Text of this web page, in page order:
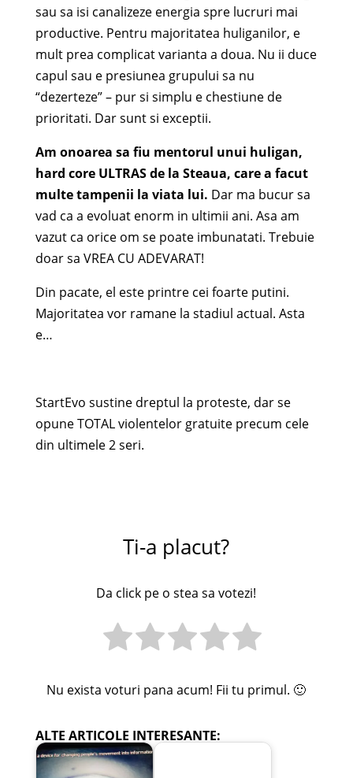
sau sa isi canalizeze energia spre lucruri mai
productive. Pentru majoritatea huliganilor, e
mult prea complicat varianta a doua. Nu ii duce
capul sau e presiunea grupului sa nu
“dezerteze” – pur si simplu e chestiune de
prioritati. Dar sunt si exceptii.
Am onoarea sa fiu mentorul unui huligan,
hard core ULTRAS de la Steaua, care a facut
multe tampenii la viata lui. Dar ma bucur sa
vad ca a evoluat enorm in ultimii ani. Asa am
vazut ca orice om se poate imbunatati. Trebuie
doar sa VREA CU ADEVARAT!
Din pacate, el este printre cei foarte putini.
Majoritatea vor ramane la stadiul actual. Asta
e…
StartEvo sustine dreptul la proteste, dar se
opune TOTAL violentelor gratuite precum cele
din ultimele 2 seri.
Ti-a placut?
Da click pe o stea sa votezi!
Nu exista voturi pana acum! Fii tu primul. 🙂
ALTE ARTICOLE INTERESANTE: